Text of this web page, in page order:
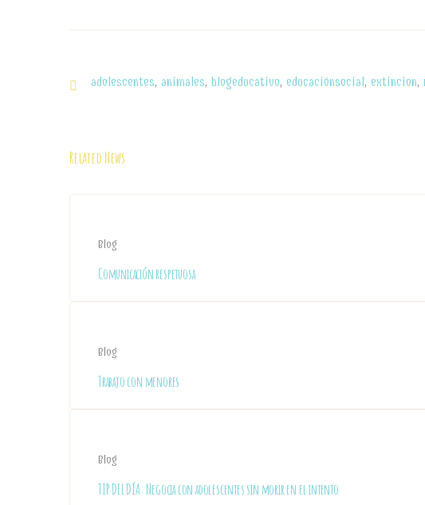
adolescentes, animales, blogeducativo, educaciónsocial, extincion,
Related News
Blog
Comunicación respetuosa
Blog
Trabajo con menores
Blog
TIP DEL DÍA: Negocia con adolescentes sin morir en el intento